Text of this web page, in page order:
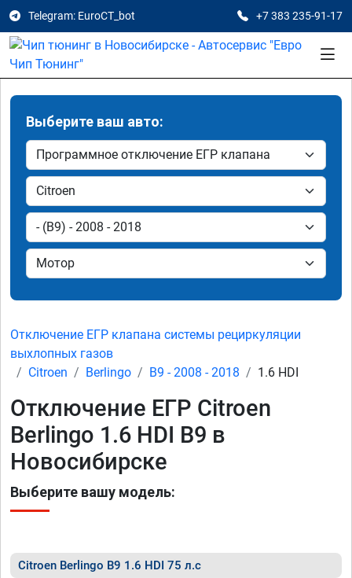
Telegram: EuroCT_bot +7 383 235-91-17
Выберите ваш авто:
Отключение ЕГР клапана системы рециркуляции
выхлопных газов
Citroen
Berlingo B9 - 2008 - 2018 1.6 HDI
Отключение ЕГР Citroen
Berlingo 1.6 HDI B9 в
Новосибирске
Выберите вашу модель:
Citroen Berlingo B9 1.6 HDI 75 л.с